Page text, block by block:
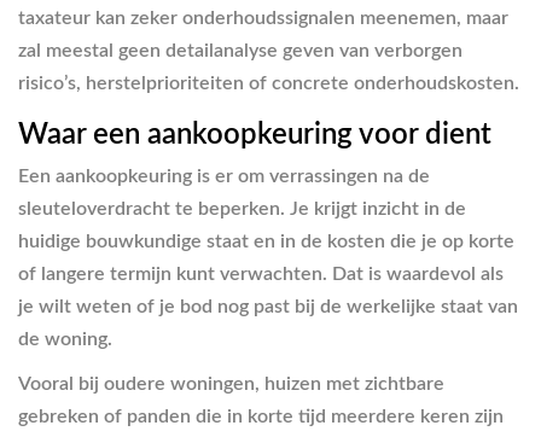
taxateur kan zeker onderhoudssignalen meenemen, maar
zal meestal geen detailanalyse geven van verborgen
risico’s, herstelprioriteiten of concrete onderhoudskosten.
Waar een aankoopkeuring voor dient
Een aankoopkeuring is er om verrassingen na de
sleuteloverdracht te beperken. Je krijgt inzicht in de
huidige bouwkundige staat en in de kosten die je op korte
of langere termijn kunt verwachten. Dat is waardevol als
je wilt weten of je bod nog past bij de werkelijke staat van
de woning.
Vooral bij oudere woningen, huizen met zichtbare
gebreken of panden die in korte tijd meerdere keren zijn